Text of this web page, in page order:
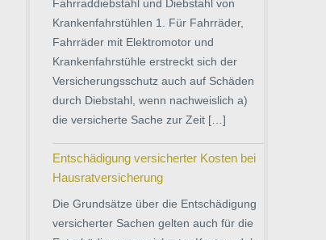
Fahrraddiebstahl und Diebstahl von
Krankenfahrstühlen 1. Für Fahrräder,
Fahrräder mit Elektromotor und
Krankenfahrstühle erstreckt sich der
Versicherungsschutz auch auf Schäden
durch Diebstahl, wenn nachweislich a)
die versicherte Sache zur Zeit […]
Entschädigung versicherter Kosten bei
Hausratversicherung
Die Grundsätze über die Entschädigung
versicherter Sachen gelten auch für die